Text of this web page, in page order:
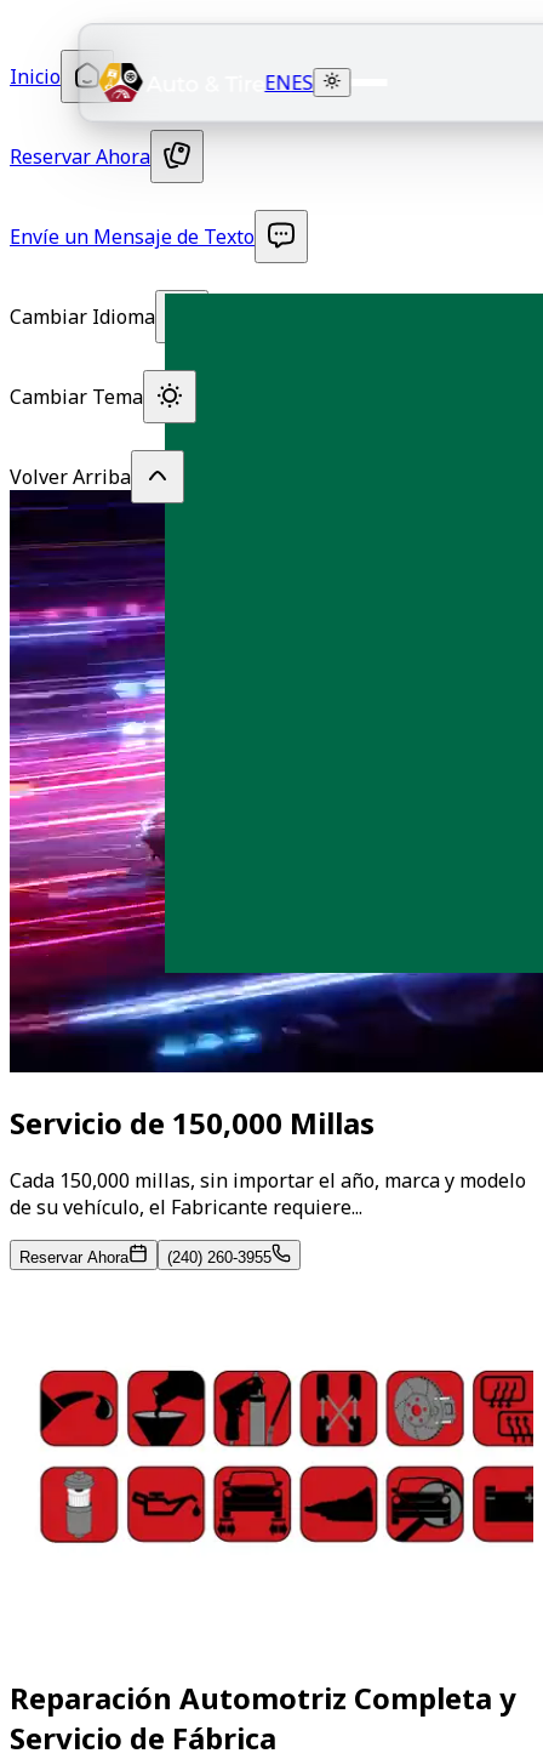
ENES
Inicio
Reservar Ahora
Envíe un Mensaje de Texto
Cambiar Idioma
Cambiar Tema
Volver Arriba
Servicio de 150,000 Millas
Cada 150,000 millas, sin importar el año, marca y modelo
de su vehículo, el Fabricante requiere...
Reservar Ahora (240) 260-3955
Reparación Automotriz Completa y
Servicio de Fábrica